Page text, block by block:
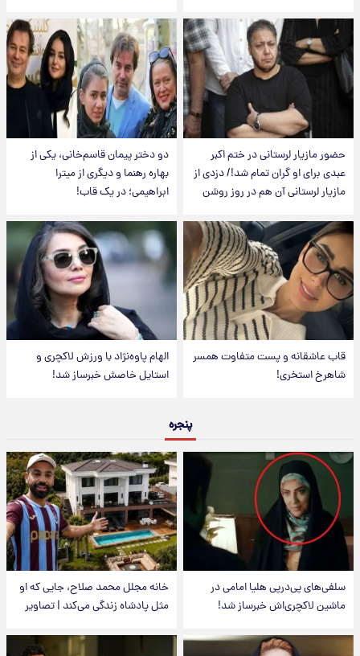
حضور مازیار لرستانی در ختم اکبر
عبدی برای او گران تمام شد!/ دزدی از
مازیار لرستانی آن هم در روز روشن
دو دختر پیمان قاسم‌خانی، یکی از
بهاره رهنما و دیگری از میترا
ابراهیمی؛ در یک قاب!
قاب عاشقانه و پست متفاوت همسر
شاهرخ استخری!
الهام پاوه‌نژاد با ورزش لاکچری و
استایل خاصش خبرساز شد!
پنجره
سلفی‌های پی‌درپی هلیا امامی در
ماشین لاکچری‌اش خبرساز شد!
خانه مجلل محمد صلاح، جایی که او
مثل پادشاه زندگی می‌کند | تصاویر